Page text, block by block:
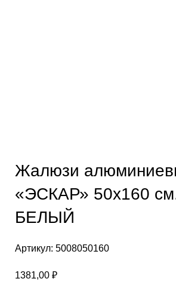
Жалюзи
«ЭСКАР» 50х160
БЕЛЫЙ
Артикул: 5008050160
1381,00 ₽